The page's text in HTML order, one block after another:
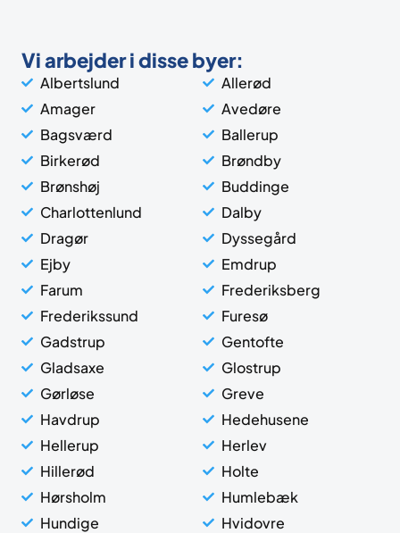
Vi arbejder i disse byer:
Albertslund
Allerød
Amager
Avedøre
Bagsværd
Ballerup
Birkerød
Brøndby
Brønshøj
Buddinge
Charlottenlund
Dalby
Dragør
Dyssegård
Ejby
Emdrup
Farum
Frederiksberg
Frederikssund
Furesø
Gadstrup
Gentofte
Gladsaxe
Glostrup
Gørløse
Greve
Havdrup
Hedehusene
Hellerup
Herlev
Hillerød
Holte
Hørsholm
Humlebæk
Hundige
Hvidovre